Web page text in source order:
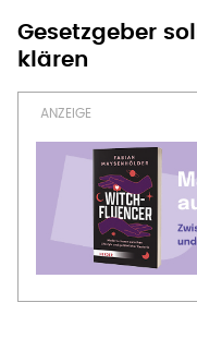
Gesetzgeber
klären